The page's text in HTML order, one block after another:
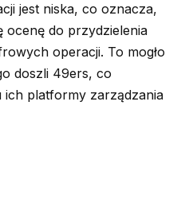
jest niska, co oznacza,
ocenę do przydzielenia
operacji. To mogło
doszli 49ers, co
ich platformy zarządzania